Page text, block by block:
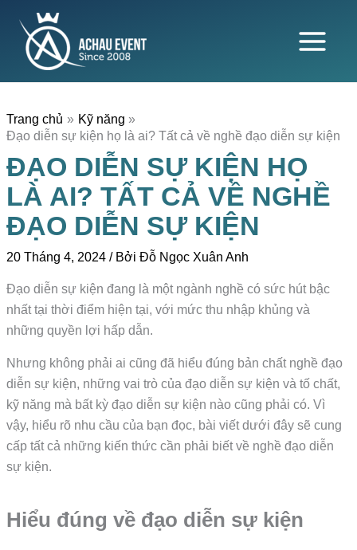
Trang chủ
Kỹ năng
Đạo diễn sự kiện họ là ai? Tất cả về nghề đạo diễn sự kiện
ĐẠO DIỄN SỰ KIỆN HỌ
LÀ AI? TẤT CẢ VỀ NGHỀ
ĐẠO DIỄN SỰ KIỆN
20 Tháng 4, 2024/ BởiĐỗ Ngọc Xuân Anh
Đạo diễn sự kiện đang là một ngành nghề có sức hút bậc
nhất tại thời điểm hiện tại, với mức thu nhập khủng và
những quyền lợi hấp dẫn.
Nhưng không phải ai cũng đã hiểu đúng bản chất nghề đạo
diễn sự kiện, những vai trò của đạo diễn sự kiện và tố chất,
kỹ năng mà bất kỳ đạo diễn sự kiện nào cũng phải có. Vì
vậy, hiểu rõ nhu cầu của bạn đọc, bài viết dưới đây sẽ cung
cấp tất cả những kiến thức cần phải biết về nghề đạo diễn
sự kiện.
Hiểu đúng về đạo diễn sự kiện